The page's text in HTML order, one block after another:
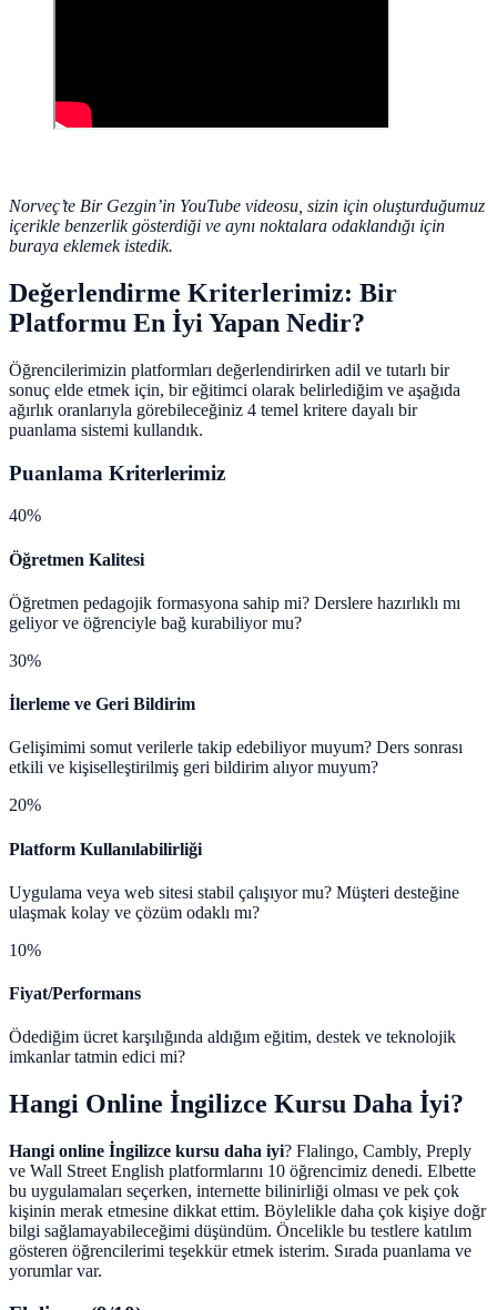
Norveç’te Bir Gezgin’in YouTube videosu, sizin için oluşturduğumuz
içerikle benzerlik gösterdiği ve aynı noktalara odaklandığı için
buraya eklemek istedik.
Değerlendirme Kriterlerimiz: Bir
Platformu En İyi Yapan Nedir?
Öğrencilerimizin platformları değerlendirirken adil ve tutarlı bir
sonuç elde etmek için, bir eğitimci olarak belirlediğim ve aşağıda
ağırlık oranlarıyla görebileceğiniz 4 temel kritere dayalı bir
puanlama sistemi kullandık.
Puanlama Kriterlerimiz
40%
Öğretmen Kalitesi
Öğretmen pedagojik formasyona sahip mi? Derslere hazırlıklı mı
geliyor ve öğrenciyle bağ kurabiliyor mu?
30%
İlerleme ve Geri Bildirim
Gelişimimi somut verilerle takip edebiliyor muyum? Ders sonrası
etkili ve kişiselleştirilmiş geri bildirim alıyor muyum?
20%
Platform Kullanılabilirliği
Uygulama veya web sitesi stabil çalışıyor mu? Müşteri desteğine
ulaşmak kolay ve çözüm odaklı mı?
10%
Fiyat/Performans
Ödediğim ücret karşılığında aldığım eğitim, destek ve teknolojik
imkanlar tatmin edici mi?
Hangi Online İngilizce Kursu Daha İyi?
Hangi online İngilizce kursu daha iyi? Flalingo, Cambly, Preply
ve Wall Street English platformlarını 10 öğrencimiz denedi. Elbette
bu uygulamaları seçerken, internette bilinirliği olması ve pek çok
kişinin merak etmesine dikkat ettim. Böylelikle daha çok kişiye doğr
bilgi sağlamayabileceğimi düşündüm. Öncelikle bu testlere katılım
gösteren öğrencilerimi teşekkür etmek isterim. Sırada puanlama ve
yorumlar var.